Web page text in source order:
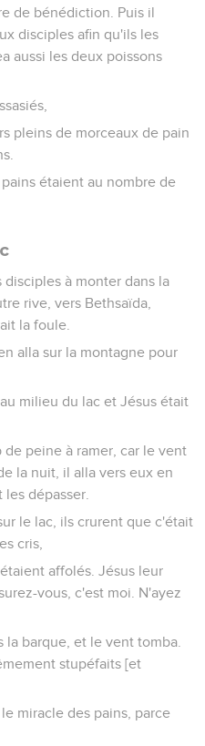
de bénédiction. Puis il
disciples afin qu'ils les
aussi les deux poissons
pleins de morceaux de pain
étaient au nombre de
à monter dans la
rive, vers Bethsaïda,
la foule.
alla sur la montagne pour
milieu du lac et Jésus était
peine à ramer, car le vent
la nuit, il alla vers eux en
dépasser.
le lac, ils crurent que c'était
cris,
affolés. Jésus leur
vous, c'est moi. N'ayez
la barque, et le vent tomba.
stupéfaits [et
miracle des pains, parce